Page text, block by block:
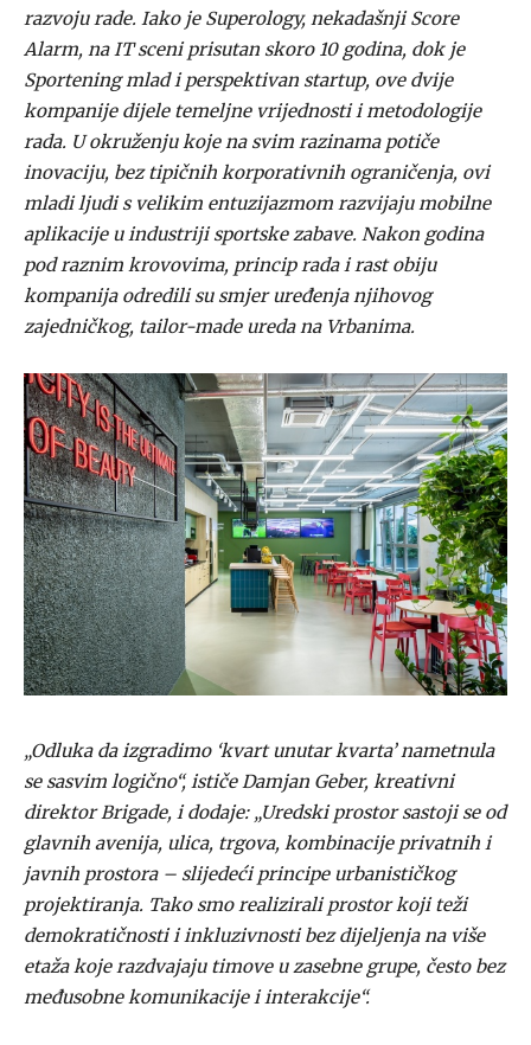
razvoju rade. Iako je Superology, nekadašnji Score
Alarm, na IT sceni prisutan skoro 10 godina, dok je
Sportening mlad i perspektivan startup, ove dvije
kompanije dijele temeljne vrijednosti i metodologije
rada. U okruženju koje na svim razinama potiče
inovaciju, bez tipičnih korporativnih ograničenja, ovi
mladi ljudi s velikim entuzijazmom razvijaju mobilne
aplikacije u industriji sportske zabave. Nakon godina
pod raznim krovovima, princip rada i rast obiju
kompanija odredili su smjer uređenja njihovog
zajedničkog, tailor-made ureda na Vrbanima.
„Odluka da izgradimo ‘kvart unutar kvarta’ nametnula
se sasvim logično“, ističe Damjan Geber, kreativni
direktor Brigade, i dodaje: „Uredski prostor sastoji se od
glavnih avenija, ulica, trgova, kombinacije privatnih i
javnih prostora – slijedeći principe urbanističkog
projektiranja. Tako smo realizirali prostor koji teži
demokratičnosti i inkluzivnosti bez dijeljenja na više
etaža koje razdvajaju timove u zasebne grupe, često bez
međusobne komunikacije i interakcije“.